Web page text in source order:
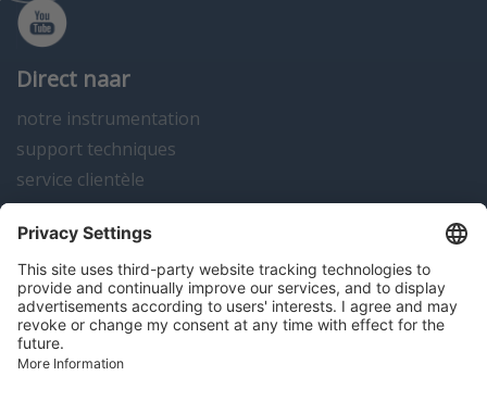
Direct naar
notre instrumentation
support techniques
service clientèle
actualités
contact
Algemene voorwaarden Disclaimer
Colofon